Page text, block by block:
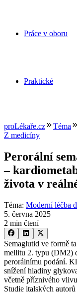
Práce v oboru
Praktické
proLékaře.cz Téma
Z medicíny
Perorální
–⁠
života v
Téma: Moderní léčba
5. června 2025
2 min čtení
Semaglutid ve formě
mellitu 2. typu (DM2)
perorálnímu podání.
snížení hladiny
včetně příznivého
Studie italských